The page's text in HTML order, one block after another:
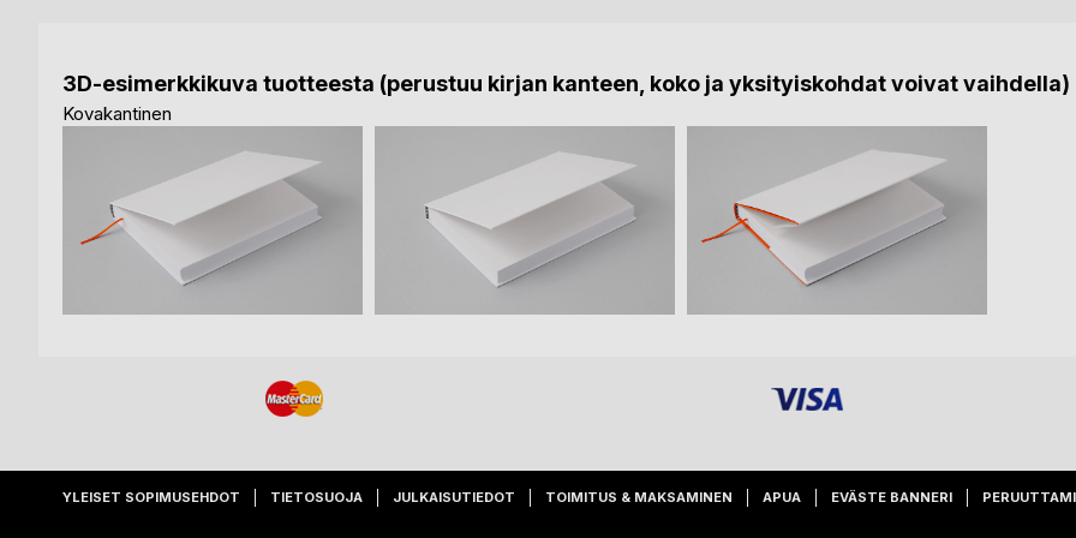
3D-esimerkkikuva tuotteesta (perustuu kirjan kanteen, koko ja yksityiskohdat voivat vaihdella)
Kovakantinen
YLEISET SOPIMUSEHDOT TIETOSUOJA JULKAISUTIEDOT TOIMITUS & MAKSAMINEN APUA EVÄSTE BANNERI